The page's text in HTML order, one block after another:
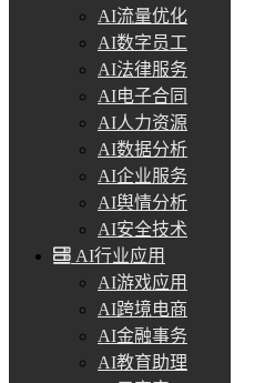
AI流量优化
AI数字员工
AI法律服务
AI电子合同
AI人力资源
AI数据分析
AI企业服务
AI舆情分析
AI安全技术
AI行业应用
AI游戏应用
AI跨境电商
AI金融事务
AI教育助理